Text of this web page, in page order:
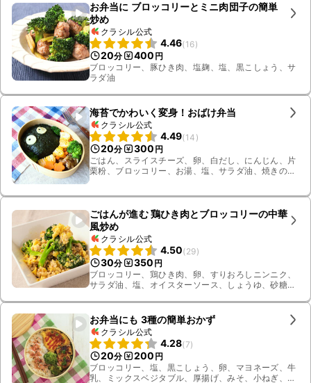
お弁当に ブロッコリーとミニ肉団子の簡単
炒め
クラシル公式
4.46(16)
20分 400 円
ブロッコリー、豚ひき肉、塩麹、塩、黒こしょう、サ
ラダ油
海苔でかわいく変身！おばけ弁当
クラシル公式
4.49(14 )
20分 300 円
ごはん、スライスチーズ、卵、白だし、にんじん、片
栗粉、ブロッコリー、お湯、塩、サラダ油、焼きの
ごはんが進む 鶏ひき肉とブロッコリーの中華
風炒め
クラシル公式
4.50(29)
30分 350 円
ブロッコリー、鶏ひき肉、卵、すりおろしニンニク、
サラダ油、塩、オイスターソース、しょうゆ、砂糖、
お弁当にも 3種の簡単おかず
クラシル公式
4.28(7)
20分 200 円
ブロッコリー、塩、黒こしょう、卵、マヨネーズ、牛
乳、ミックスベジタブル、厚揚げ、みそ、小ねぎ、ケ